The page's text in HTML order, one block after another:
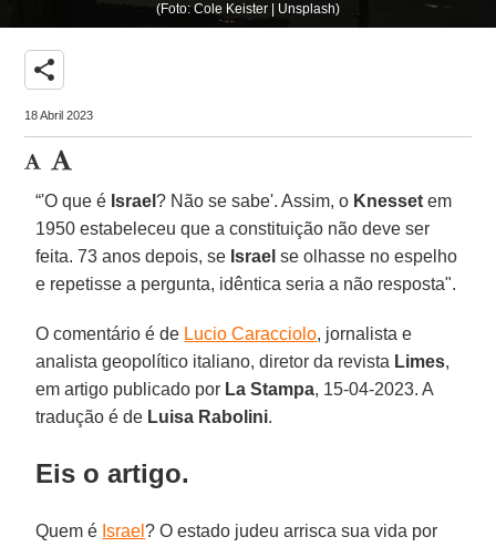
(Foto: Cole Keister | Unsplash)
share
18 Abril 2023
“'O que é Israel? Não se sabe'. Assim, o Knesset em
1950 estabeleceu que a constituição não deve ser
feita. 73 anos depois, se Israel se olhasse no espelho
e repetisse a pergunta, idêntica seria a não resposta".
O comentário é de Lucio Caracciolo, jornalista e
analista geopolítico italiano, diretor da revista Limes,
em artigo publicado por La Stampa, 15-04-2023. A
tradução é de Luisa Rabolini.
Eis o artigo.
Quem é Israel? O estado judeu arrisca sua vida por